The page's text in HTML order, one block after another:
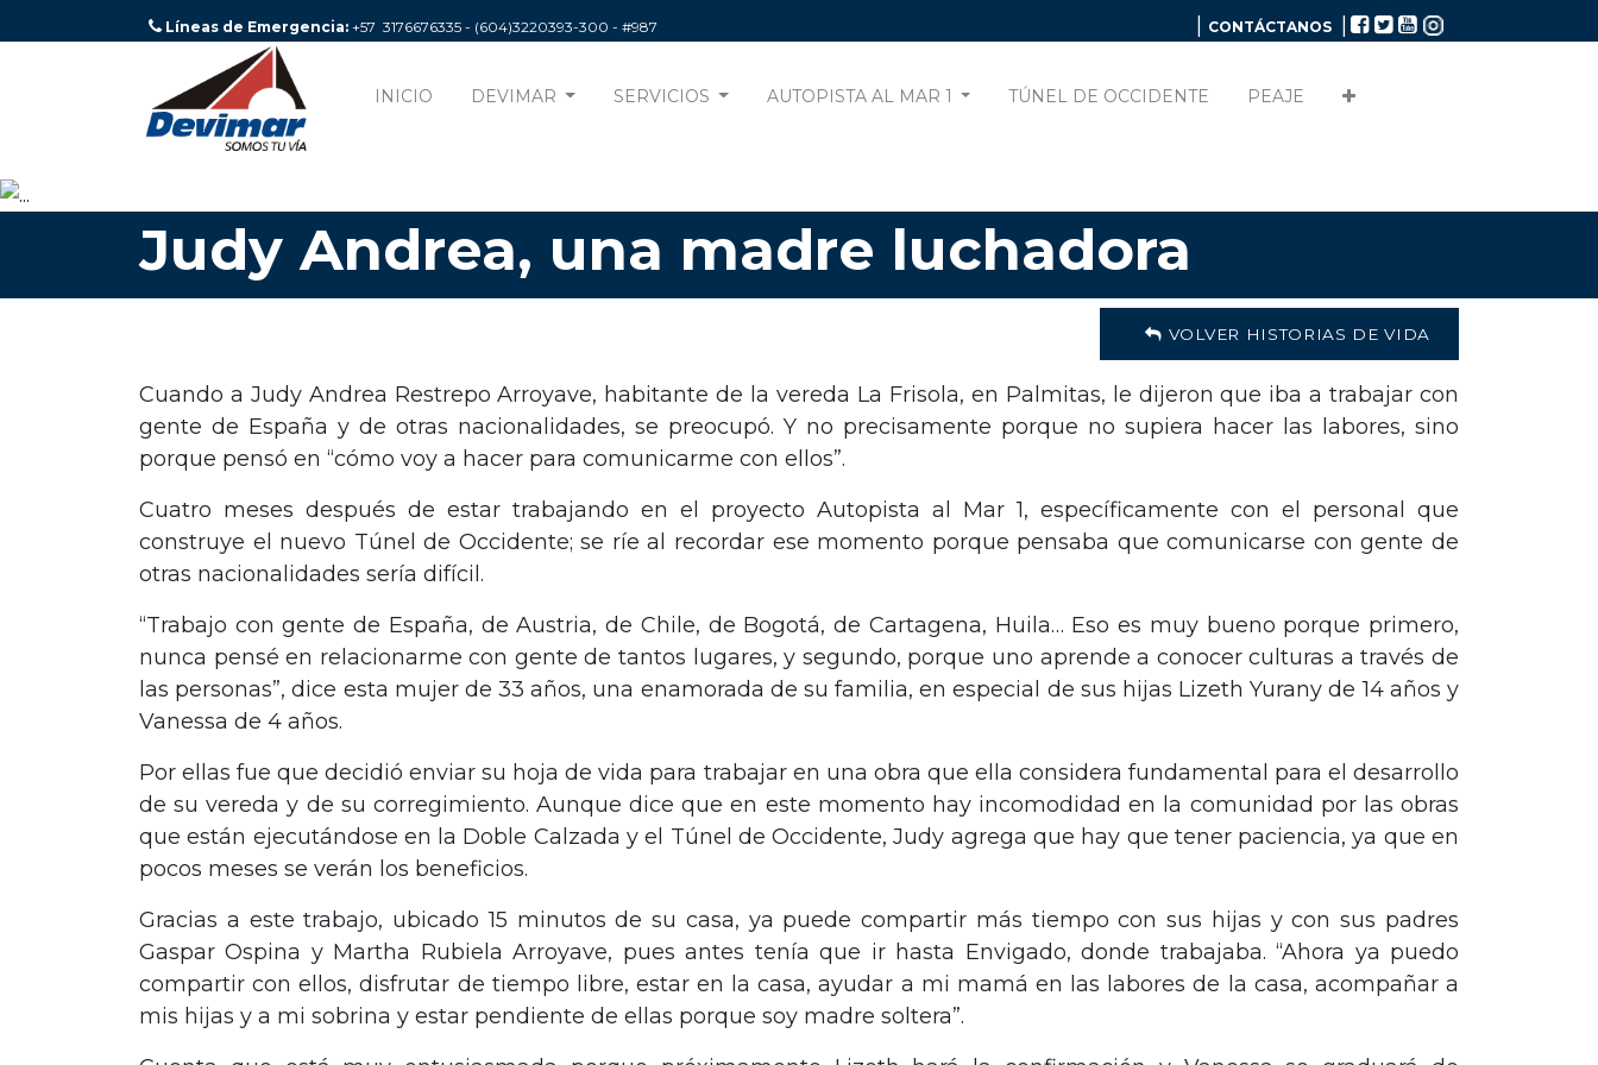
Líneas de Emergencia: +57 3176676335 - (604)3220393-300 - #987 CONTÁCTANOS
INICIO DEVIMAR SERVICIOS AUTOPISTA AL MAR 1 TÚNEL DE OCCIDENTE PEAJE
Judy Andrea, una madre luchadora
VOLVER HISTORIAS DE VIDA
Cuando a Judy Andrea Restrepo Arroyave, habitante de la vereda La Frisola, en Palmitas, le dijeron que iba a trabajar con
gente de España y de otras nacionalidades, se preocupó. Y no precisamente porque no supiera hacer las labores, sino
porque pensó en “cómo voy a hacer para comunicarme con ellos”.
Cuatro meses después de estar trabajando en el proyecto Autopista al Mar 1, específicamente con el personal que
construye el nuevo Túnel de Occidente; se ríe al recordar ese momento porque pensaba que comunicarse con gente de
otras nacionalidades sería difícil.
“Trabajo con gente de España, de Austria, de Chile, de Bogotá, de Cartagena, Huila… Eso es muy bueno porque primero,
nunca pensé en relacionarme con gente de tantos lugares, y segundo, porque uno aprende a conocer culturas a través de
las personas”, dice esta mujer de 33 años, una enamorada de su familia, en especial de sus hijas Lizeth Yurany de 14 años y
Vanessa de 4 años.
Por ellas fue que decidió enviar su hoja de vida para trabajar en una obra que ella considera fundamental para el desarrollo
de su vereda y de su corregimiento. Aunque dice que en este momento hay incomodidad en la comunidad por las obras
que están ejecutándose en la Doble Calzada y el Túnel de Occidente, Judy agrega que hay que tener paciencia, ya que en
pocos meses se verán los beneficios.
Gracias a este trabajo, ubicado 15 minutos de su casa, ya puede compartir más tiempo con sus hijas y con sus padres
Gaspar Ospina y Martha Rubiela Arroyave, pues antes tenía que ir hasta Envigado, donde trabajaba. “Ahora ya puedo
compartir con ellos, disfrutar de tiempo libre, estar en la casa, ayudar a mi mamá en las labores de la casa, acompañar a
mis hijas y a mi sobrina y estar pendiente de ellas porque soy madre soltera”.